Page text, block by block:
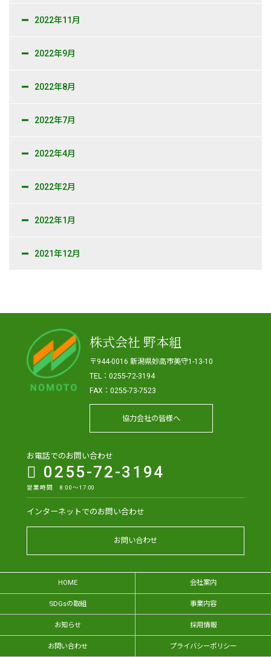
2022年11月
2022年9月
2022年8月
2022年7月
2022年4月
2022年2月
2022年1月
2021年12月
株式会社 野本組
〒944-0016 新潟県妙高市美守1-13-10
TEL：0255-72-3194
FAX：0255-73-7523
協力会社の皆様へ
お電話でのお問い合わせ
0255-72-3194
営業時間 8:00～17:00
インターネットでのお問い合わせ
お問い合わせ
HOME 会社案内
SDGsの取組 事業内容
お知らせ 採用情報
お問い合わせ プライバシーポリシー